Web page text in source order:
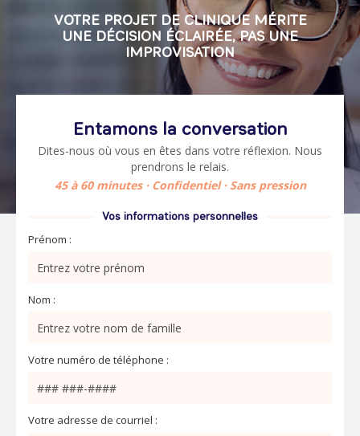
VOTRE PROJET DE CLINIQUE MÉRITE
UNE DÉCISION ÉCLAIRÉE, PAS UNE
IMPROVISATION
Entamons la conversation
Dites-nous où vous en êtes dans votre réflexion. Nous
prendrons le relais.
45 à 60 minutes · Confidentiel · Sans pression
Vos informations personnelles
Prénom :
Nom :
Votre numéro de téléphone :
Votre adresse de courriel :